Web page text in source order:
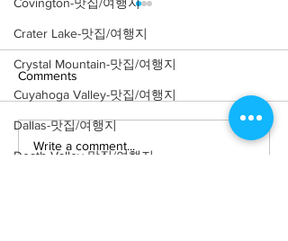
Crater Lake-맛집/여행지
Crystal Mountain-맛집/여행지
Cuyahoga Valley-맛집/여행지
Dallas-맛집/여행지
Death Valley-맛집/여행지
[맛집/캘리포니아 Los
Comments
Write a comment...